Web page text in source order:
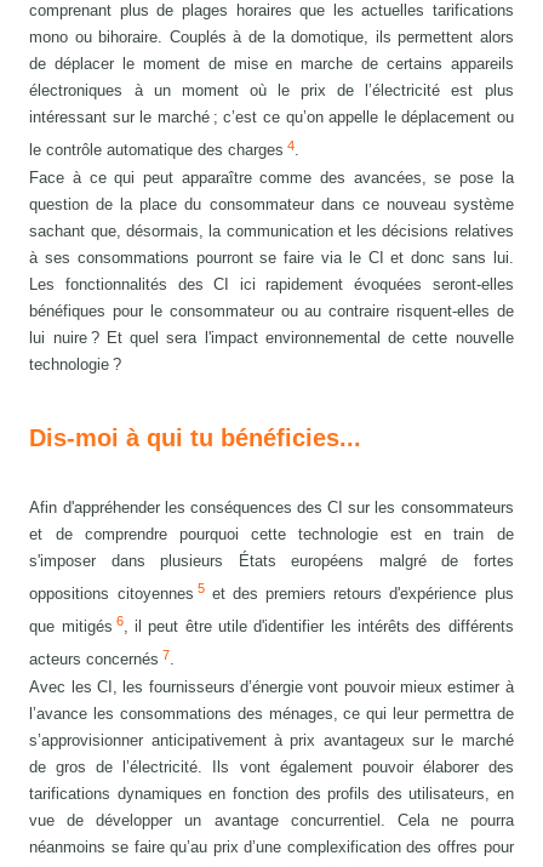
comprenant plus de plages horaires que les actuelles tarifications
mono ou bihoraire. Couplés à de la domotique, ils permettent alors
de déplacer le moment de mise en marche de certains appareils
électroniques à un moment où le prix de l’électricité est plus
intéressant sur le marché ; c’est ce qu’on appelle le déplacement ou
le contrôle automatique des charges4.
Face à ce qui peut apparaître comme des avancées, se pose la
question de la place du consommateur dans ce nouveau système
sachant que, désormais, la communication et les décisions relatives
à ses consommations pourront se faire via le CI et donc sans lui.
Les fonctionnalités des CI ici rapidement évoquées seront-elles
bénéfiques pour le consommateur ou au contraire risquent-elles de
lui nuire ? Et quel sera l'impact environnemental de cette nouvelle
technologie ?
Dis-moi à qui tu bénéficies...
Afin d'appréhender les conséquences des CI sur les consommateurs
et de comprendre pourquoi cette technologie est en train de
s'imposer dans plusieurs États européens malgré de fortes
oppositions citoyennes 5et des premiers retours d'expérience plus
que mitigés 6, il peut être utile d'identifier les intérêts des différents
acteurs concernés 7.
Avec les CI, les fournisseurs d’énergie vont pouvoir mieux estimer à
l’avance les consommations des ménages, ce qui leur permettra de
s’approvisionner anticipativement à prix avantageux sur le marché
de gros de l’électricité. Ils vont également pouvoir élaborer des
tarifications dynamiques en fonction des profils des utilisateurs, en
vue de développer un avantage concurrentiel. Cela ne pourra
néanmoins se faire qu’au prix d’une complexification des offres pour